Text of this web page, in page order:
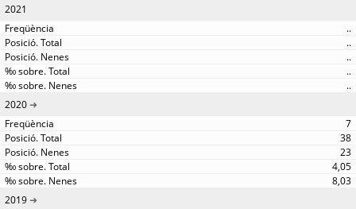
2021
..
..
..
..
..
2020
7
38
23
4,05
8,03
2019